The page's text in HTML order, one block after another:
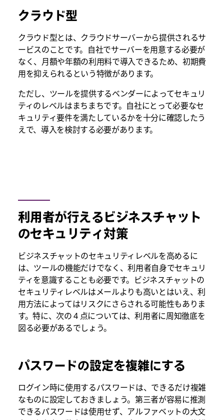
クラウド型
クラウド型とは、クラウドサーバーから提供されるサ
ービスのことです。自社でサーバーを用意する必要が
なく、月額や年額の利用料で導入できるため、初期費
用を抑えられるという特徴があります。
ただし、ツールを提供するベンダーによってセキュリ
ティのレベルはまちまちです。自社にとって必要なセ
キュリティ要件を満たしているかを十分に確認したう
えで、導入を検討する必要があります。
利用者が行えるビジネスチャット
のセキュリティ対策
ビジネスチャットのセキュリティレベルを高めるに
は、ツールの機能だけでなく、利用者自身でセキュリ
ティを意識することも必要です。ビジネスチャットの
セキュリティレベルはメールよりも高いとはいえ、利
用方法によってはリスクにさらされる可能性もありま
す。特に、次の 4 点については、利用者に周知徹底を
図る必要があるでしょう。
パスワードの設定を複雑にする
ログイン時に使用するパスワードは、できるだけ複雑
なものに設定しておきましょう。第三者が容易に推測
できるパスワードは使用せず、アルファベットの大文